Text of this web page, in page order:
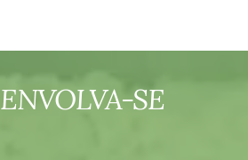
ENVOLVA-SE